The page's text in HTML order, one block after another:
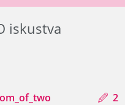
iskustva
2